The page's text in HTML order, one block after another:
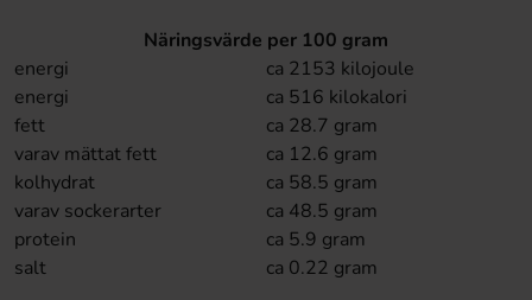
Näringsvärde per 100 gram
energi
ca 2153 kilojoule
energi
ca 516 kilokalori
fett
ca 28.7 gram
varav mättat fett
ca 12.6 gram
kolhydrat
ca 58.5 gram
varav sockerarter
ca 48.5 gram
protein
ca 5.9 gram
salt
ca 0.22 gram